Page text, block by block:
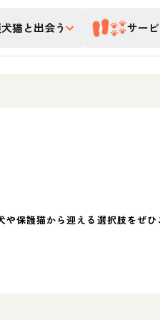
猫と出会う サー
保護猫から迎える選択肢をぜひ